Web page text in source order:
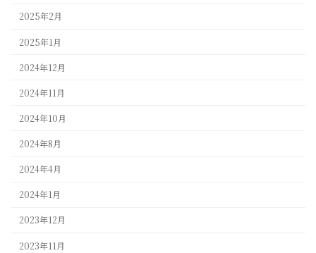
2025年2月
2025年1月
2024年12月
2024年11月
2024年10月
2024年8月
2024年4月
2024年1月
2023年12月
2023年11月